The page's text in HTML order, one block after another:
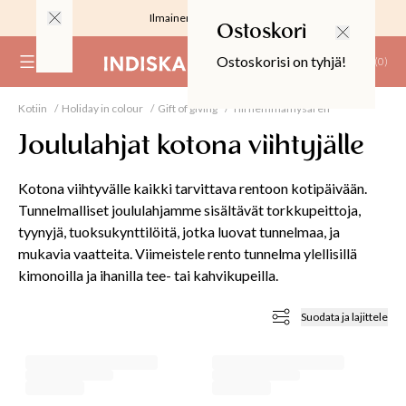
Ilmainen toimitus 59 €
(0)
Ostoskori
Ostoskorisi on tyhjä!
Kotiin Holiday in colour Gift of giving Till hemmamysaren
Joululahjat kotona viihtyjälle
Kotona viihtyvälle kaikki tarvittava rentoon kotipäivään.
Tunnelmalliset joululahjamme sisältävät torkkupeittoja,
tyynyjä, tuoksukynttilöitä, jotka luovat tunnelmaa, ja
mukavia vaatteita. Viimeistele rento tunnelma ylellisillä
kimonoilla ja ihanilla tee- tai kahvikupeilla.
Suodata ja lajittele